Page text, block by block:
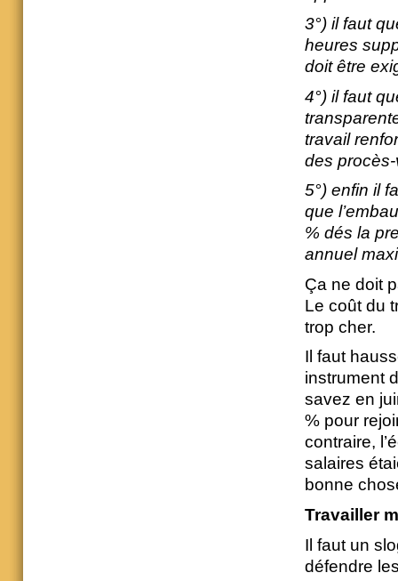
3°) il faut
heures
doit être
4°) il faut
travail
des procès-
5°) enfin il
que
% dés la
annuel
Ça ne doit
Le coût du
trop cher.
Il faut
instrument
savez en
% pour
contraire,
salaires
bonne
Travailler
Il faut un
défendre